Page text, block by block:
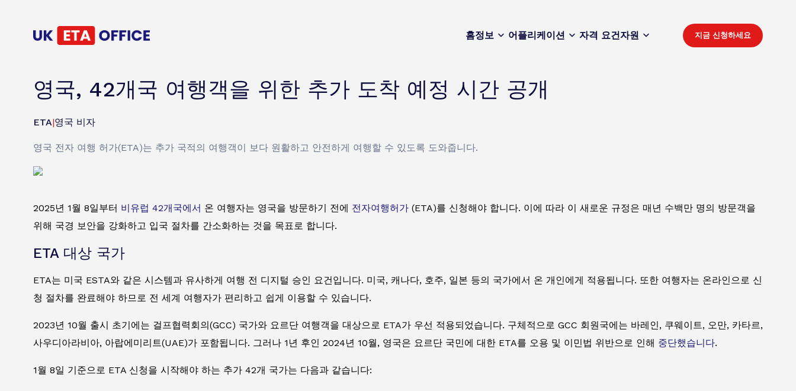
홈정보 어플리케이션 자격 요건자원 지금 신청하세요
영국, 42개국 여행객을 위한 추가 도착 예정 시간 공개
ETA|영국 비자
영국 전자 여행 허가(ETA)는 추가 국적의 여행객이 보다 원활하고 안전하게 여행할 수 있도록 도와줍니다.
2025년 1월 8일부터 비유럽 42개국에서 온 여행자는 영국을 방문하기 전에 전자여행허가 (ETA)를 신청해야 합니다. 이에 따라 이 새로운 규정은 매년 수백만 명의 방문객을
위해 국경 보안을 강화하고 입국 절차를 간소화하는 것을 목표로 합니다.
ETA 대상 국가
ETA는 미국 ESTA와 같은 시스템과 유사하게 여행 전 디지털 승인 요건입니다. 미국, 캐나다, 호주, 일본 등의 국가에서 온 개인에게 적용됩니다. 또한 여행자는 온라인으로 신
청 절차를 완료해야 하므로 전 세계 여행자가 편리하고 쉽게 이용할 수 있습니다.
2023년 10월 출시 초기에는 걸프협력회의(GCC) 국가와 요르단 여행객을 대상으로 ETA가 우선 적용되었습니다. 구체적으로 GCC 회원국에는 바레인, 쿠웨이트, 오만, 카타르,
사우디아라비아, 아랍에미리트(UAE)가 포함됩니다. 그러나 1년 후인 2024년 10월, 영국은 요르단 국민에 대한 ETA를 오용 및 이민법 위반으로 인해 중단했습니다.
1월 8일 기준으로 ETA 신청을 시작해야 하는 추가 42개 국가는 다음과 같습니다: